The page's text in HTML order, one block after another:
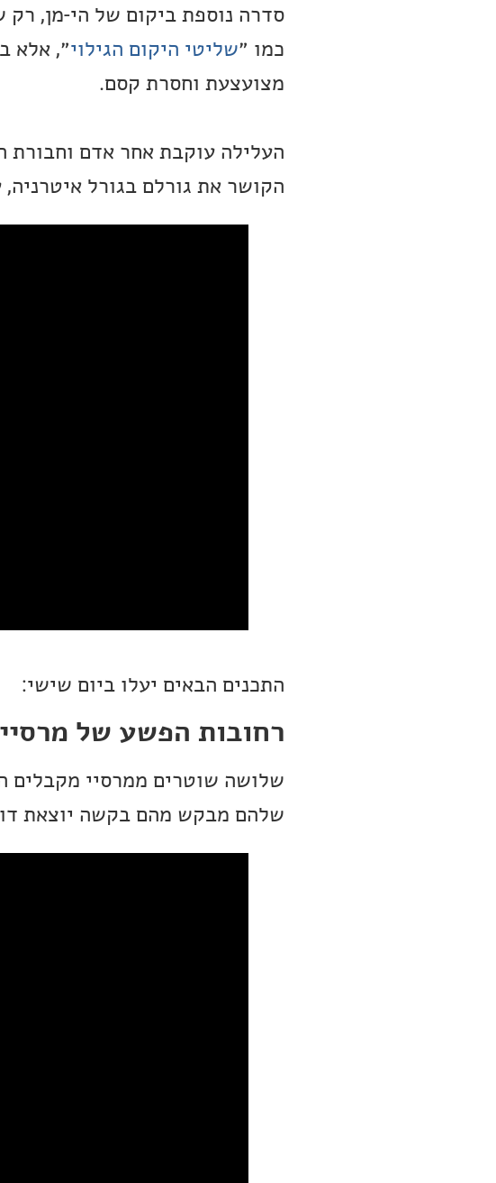
סדרה נוספת ביקום של הי-מן,
כמו ״שליטי היקום הגילוי״, אלא
מצועצעת וחסרת קסם.
העלילה עוקבת אחר אדם וחבורת
הקושר את גורלם בגורל
התכנים הבאים יעלו ביום שישי:
רחובות הפשע של מרסיי
שלושה שוטרים ממרסיי מקבלים
שלהם מבקש מהם בקשה יוצאת